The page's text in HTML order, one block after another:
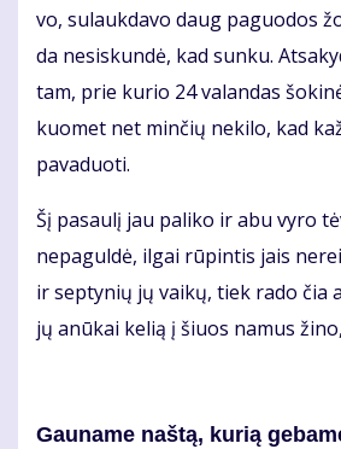
vo, su­lauk­da­vo daug pa­guo­dos
da ne­si­skun­dė, kad sun­ku.
tam, prie ku­rio 24 va­lan­das
kuo­met net min­čių ne­ki­lo, kad
pa­va­duo­ti.
Šį pa­sau­lį jau pa­li­ko ir abu vy­ro
ne­pa­gul­dė, il­gai rū­pin­tis jais
ir sep­ty­nių jų vai­kų, tiek ra­do čia
jų anū­kai ke­lią į šiuos na­mus
Gau­na­me naš­tą, ku­rią